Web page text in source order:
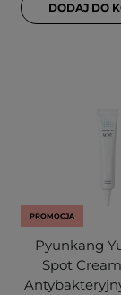
DODAJ DO
PROMOCJA
Pyunkang
Spot